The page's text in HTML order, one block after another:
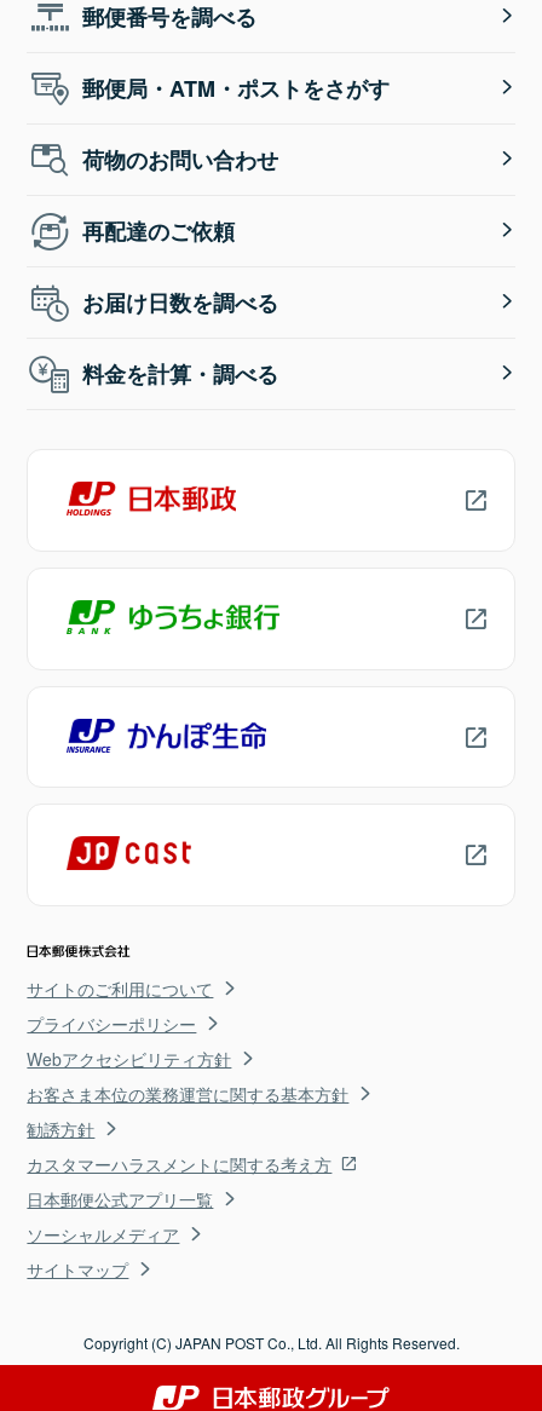
郵便番号を調べる
郵便局・ATM・ポストをさがす
荷物のお問い合わせ
再配達のご依頼
お届け日数を調べる
料金を計算・調べる
サイトのご利用について
プライバシーポリシー
Webアクセシビリティ方針
お客さま本位の業務運営に関する基本方針
勧誘方針
カスタマーハラスメントに関する考え方
日本郵便公式アプリ一覧
ソーシャルメディア
サイトマップ
Copyright (C) JAPAN POST Co., Ltd. All Rights Reserved.